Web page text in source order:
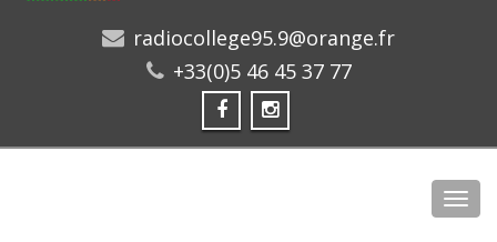
radiocollege95.9@orange.fr
+33(0)5 46 45 37 77